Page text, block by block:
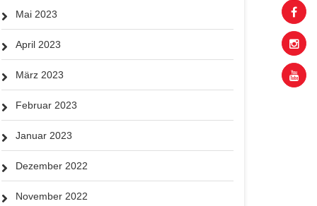
Mai 2023
April 2023
März 2023
Februar 2023
Januar 2023
Dezember 2022
November 2022